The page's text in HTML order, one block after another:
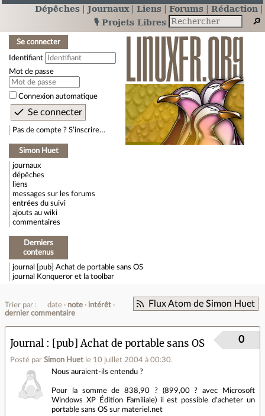
Dépêches Journaux Liens Forums
Rédaction
🎙️ Projets Libres
Se connecter
Identifiant
Mot de passe
Connexion automatique
Pas de compte ? S’inscrire…
Simon Huet
journaux
dépêches
liens
messages sur les forums
entrées du suivi
ajouts au wiki
commentaires
Derniers
contenus
journal
[pub] Achat de portable sans OS
journal
Konqueror et la toolbar
Flux Atom de Simon Huet
Trier par : date note
intérêt
dernier commentaire
Journal [pub] Achat de portable sans OS
Posté par Simon Huet le 10 juillet 2004 à 00:30.
0
Nous auraient-ils entendu ?
Pour la somme de 838,90 ? (899,00 ? avec Microsoft
Windows XP Édition Familiale) il est possible d'acheter un
portable sans OS sur materiel.net